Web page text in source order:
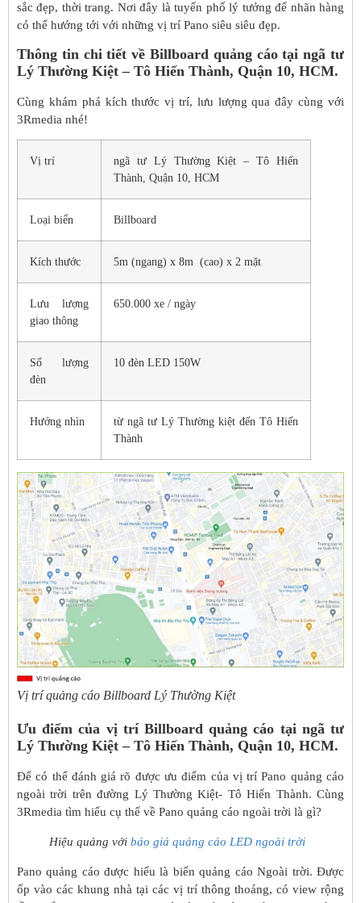
sắc đẹp, thời trang. Nơi đây là tuyến phố lý tưởng để nhãn hàng
có thể hướng tới với những vị trí Pano siêu siêu đẹp.
Thông tin chi tiết về Billboard quảng cáo tại ngã tư
Lý Thường Kiệt – Tô Hiến Thành, Quận 10, HCM.
Cùng khám phá kích thước vị trí, lưu lượng qua đây cùng với
3Rmedia nhé!
Vị trí
ngã tư Lý Thường Kiệt – Tô Hiến
Thành, Quận 10, HCM
Loại biển Billboard
Kích thước 5m (ngang) x 8m (cao) x 2 mặt
Lưu lượng
giao thông
650.000 xe / ngày
Số lượng
đèn
10 đèn LED 150W
Hướng nhìn
từ ngã tư Lý Thường kiệt đến Tô Hiến
Thành
Vị trí quảng cáo Billboard Lý Thường Kiệt
Ưu điểm của vị trí Billboard quảng cáo tại ngã tư
Lý Thường Kiệt – Tô Hiến Thành, Quận 10, HCM.
Để có thể đánh giá rõ được ưu điểm của vị trí Pano quảng cáo
ngoài trời trên đường Lý Thường Kiệt- Tô Hiến Thành. Cùng
3Rmedia tìm hiểu cụ thể về Pano quảng cáo ngoài trời là gì?
Hiệu quảng với báo giá quảng cáo LED ngoài trời
Pano quảng cáo được hiểu là biển quảng cáo Ngoài trời. Được
ốp vào các khung nhà tại các vị trí thông thoáng, có view rộng